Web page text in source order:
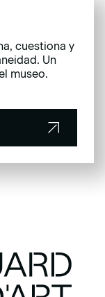
cuestiona y
Un
museo.